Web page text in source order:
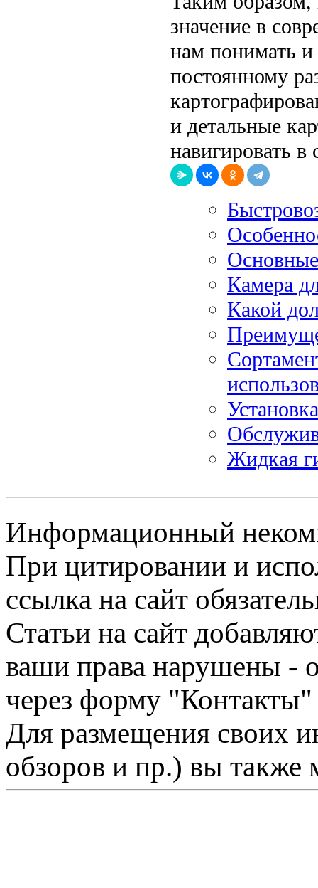
значение в
нам понимать и
постоянному
и детальные
навигировать
Камера
Какой
Жидкая
Информационный
При цитировании и
ссылка на сайт
Статьи на сайт
ваши права нарушены -
через форму "Контакты"
Для размещения своих
обзоров и пр.) вы также